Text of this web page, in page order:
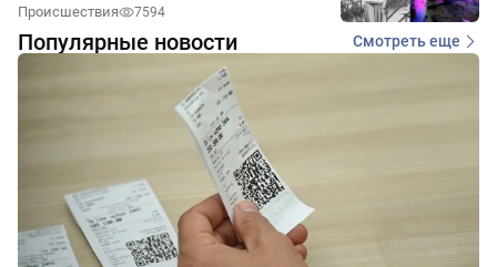
Происшествия 7594
Популярные новости Смотреть еще